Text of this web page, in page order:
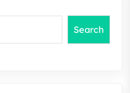
Search